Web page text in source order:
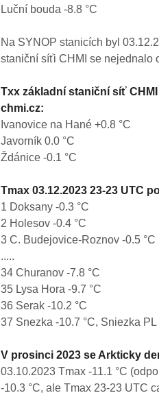
Luční bouda -8.8 °C
Na SYNOP stanicích byl
staniční síťi CHMI se nejednalo
Txx základní staniční síť CHMI
chmi.cz:
Ivanovice na Hané +0.8 °C
Javorník 0.0 °C
Ždánice -0.1 °C
Tmax 03.12.2023 23-23 UTC
1 Doksany -0.3 °C
2 Holesov -0.4 °C
3 C. Budejovice-Roznov -0.5 °C
.....
34 Churanov -7.8 °C
35 Lysa Hora -9.7 °C
36 Serak -10.2 °C
37 Snezka -10.7 °C, Sniezka PL
V prosinci 2023 se Arkticky
03.10.2023 Tmax -11.1 °C
-10.3 °C, ale Tmax 23-23 UTC